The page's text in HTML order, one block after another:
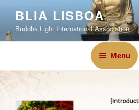
BLIA LISBOA
Buddha Light International Association
Menu